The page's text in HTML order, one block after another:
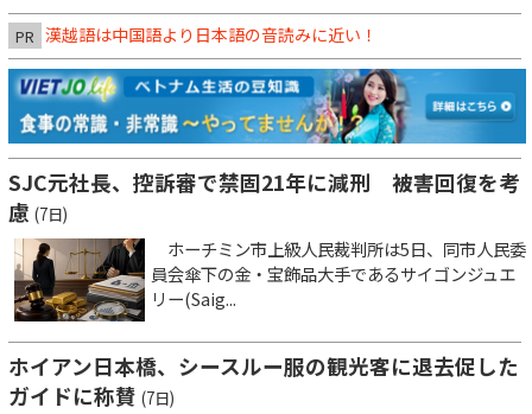
PR 漢越語は中国語より日本語の音読みに近い！
SJC元社長、控訴審で禁固21年に減刑 被害回復を考
慮 (7日)
ホーチミン市上級人民裁判所は5日、同市人民委
員会傘下の金・宝飾品大手であるサイゴンジュエ
リー(Saig...
ホイアン日本橋、シースルー服の観光客に退去促した
ガイドに称賛 (7日)